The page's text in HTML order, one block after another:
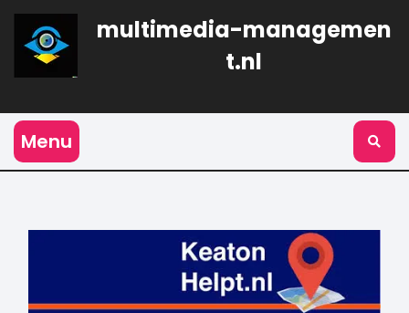
Naar
inhoud
gaan
multimedia-managemen
t.nl
Menu